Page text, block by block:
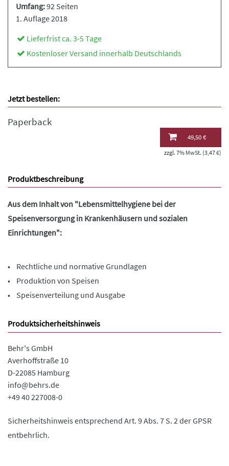
Umfang:92 Seiten
1. Auflage 2018
Lieferfrist ca. 3-5 Tage
Kostenloser Versand innerhalb Deutschlands
Jetzt bestellen:
Paperback
49,50 €
zzgl. 7% MwSt. (3,47 €)
Produktbeschreibung
Aus dem Inhalt von "Lebensmittelhygiene bei der
Speisenversorgung in Krankenhäusern und sozialen
Einrichtungen":
• Rechtliche und normative Grundlagen
• Produktion von Speisen
• Speisenverteilung und Ausgabe
Produktsicherheitshinweis
Behr's GmbH
Averhoffstraße 10
D-22085 Hamburg
info@behrs.de
+49 40 227008-0
Sicherheitshinweis entsprechend Art. 9 Abs. 7 S. 2 der GPSR
entbehrlich.